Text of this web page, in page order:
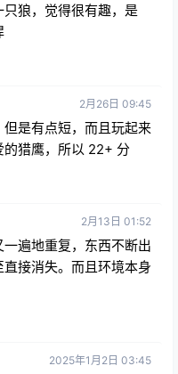
狼，觉得很有趣，是
2月26日 09:45
是有点短，而且玩起来
的猎鹰，所以 22+ 分
2月13日 01:52
遍地重复，东西不断出
接消失。而且环境本身
2025年1月2日 03:45